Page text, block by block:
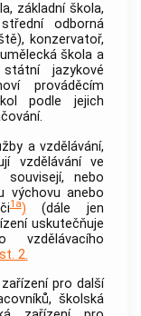
základní škola,
odborná
konzervatoř,
škola a
jazykové
prováděcím
podle jejich
a vzdělávání,
vzdělávání ve
nebo
výchovu anebo
1a) (dále jen
uskutečňuje
vzdělávacího
2.
pro další
školská